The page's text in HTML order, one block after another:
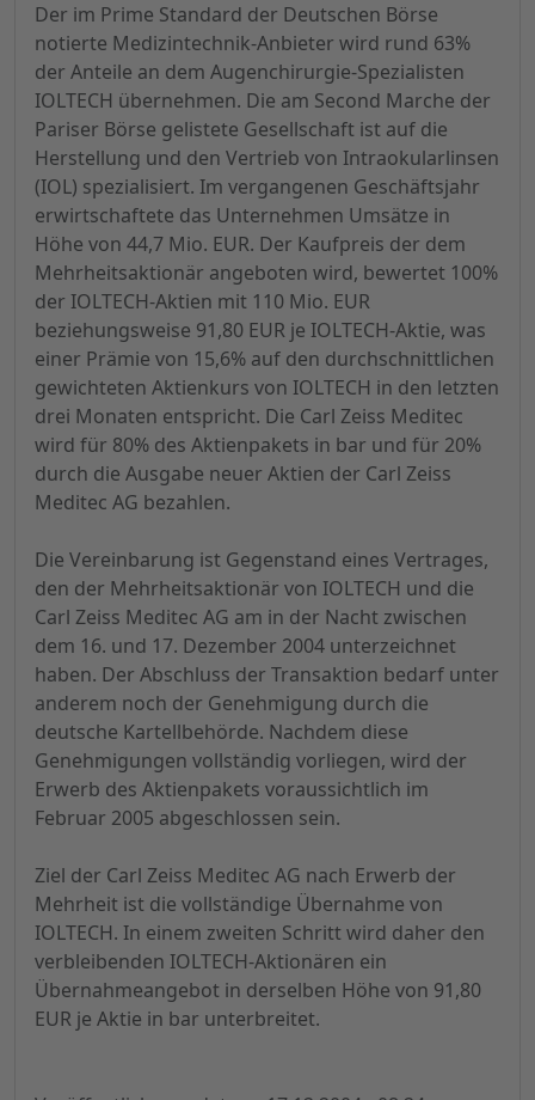
Der im Prime Standard der Deutschen Börse
notierte Medizintechnik-Anbieter wird rund 63%
der Anteile an dem Augenchirurgie-Spezialisten
IOLTECH übernehmen. Die am Second Marche der
Pariser Börse gelistete Gesellschaft ist auf die
Herstellung und den Vertrieb von Intraokularlinsen
(IOL) spezialisiert. Im vergangenen Geschäftsjahr
erwirtschaftete das Unternehmen Umsätze in
Höhe von 44,7 Mio. EUR. Der Kaufpreis der dem
Mehrheitsaktionär angeboten wird, bewertet 100%
der IOLTECH-Aktien mit 110 Mio. EUR
beziehungsweise 91,80 EUR je IOLTECH-Aktie, was
einer Prämie von 15,6% auf den durchschnittlichen
gewichteten Aktienkurs von IOLTECH in den letzten
drei Monaten entspricht. Die Carl Zeiss Meditec
wird für 80% des Aktienpakets in bar und für 20%
durch die Ausgabe neuer Aktien der Carl Zeiss
Meditec AG bezahlen.
Die Vereinbarung ist Gegenstand eines Vertrages,
den der Mehrheitsaktionär von IOLTECH und die
Carl Zeiss Meditec AG am in der Nacht zwischen
dem 16. und 17. Dezember 2004 unterzeichnet
haben. Der Abschluss der Transaktion bedarf unter
anderem noch der Genehmigung durch die
deutsche Kartellbehörde. Nachdem diese
Genehmigungen vollständig vorliegen, wird der
Erwerb des Aktienpakets voraussichtlich im
Februar 2005 abgeschlossen sein.
Ziel der Carl Zeiss Meditec AG nach Erwerb der
Mehrheit ist die vollständige Übernahme von
IOLTECH. In einem zweiten Schritt wird daher den
verbleibenden IOLTECH-Aktionären ein
Übernahmeangebot in derselben Höhe von 91,80
EUR je Aktie in bar unterbreitet.